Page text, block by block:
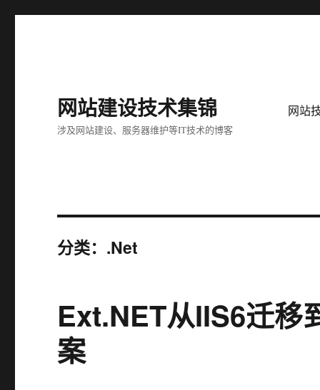
网站建设技术集锦
涉及网站建设、服务器维护等IT技术的博客
网站
分类：.Net
Ext.NET从IIS6迁移
案